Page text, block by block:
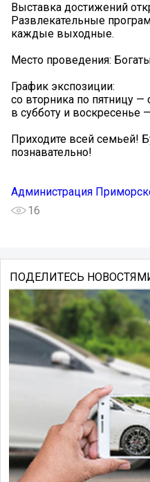
Выставка достижений
Развлекательные
каждые выходные.
Место проведения:
График экспозиции:
со вторника по пятницу —
в субботу и воскресенье
Приходите всей семьей!
познавательно!
Администрация
16
ПОДЕЛИТЕСЬ